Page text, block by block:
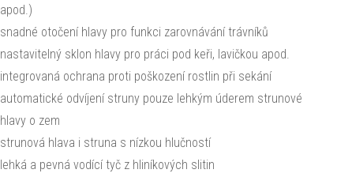
apod.)
snadné otočení hlavy pro funkci zarovnávání trávníků
nastavitelný sklon hlavy pro práci pod keři, lavičkou apod.
integrovaná ochrana proti poškození rostlin při sekání
automatické odvíjení struny pouze lehkým úderem strunové
hlavy o zem
strunová hlava i struna s nízkou hlučností
lehká a pevná vodící tyč z hliníkových slitin